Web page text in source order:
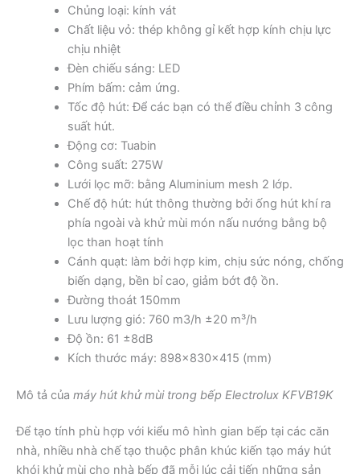
Chủng loại: kính vát
Chất liệu vỏ: thép không gỉ kết hợp kính chịu lực
chịu nhiệt
Đèn chiếu sáng: LED
Phím bấm: cảm ứng.
Tốc độ hút: Để các bạn có thể điều chỉnh 3 công
suất hút.
Động cơ: Tuabin
Công suất: 275W
Lưới lọc mỡ: bằng Aluminium mesh 2 lớp.
Chế độ hút: hút thông thường bởi ống hút khí ra
phía ngoài và khử mùi món nấu nướng bằng bộ
lọc than hoạt tính
Cánh quạt: làm bởi hợp kim, chịu sức nóng, chống
biến dạng, bền bỉ cao, giảm bớt độ ồn.
Đường thoát 150mm
Lưu lượng gió: 760 m3/h ±20 m³/h
Độ ồn: 61 ±8dB
Kích thước máy: 898x830x415 (mm)
Mô tả của máy hút khử mùi trong bếp Electrolux KFVB19K
Để tạo tính phù hợp với kiểu mô hình gian bếp tại các căn
nhà, nhiều nhà chế tạo thuộc phân khúc kiến tạo máy hút
khói khử mùi cho nhà bếp đã mỗi lúc cải tiến những sản